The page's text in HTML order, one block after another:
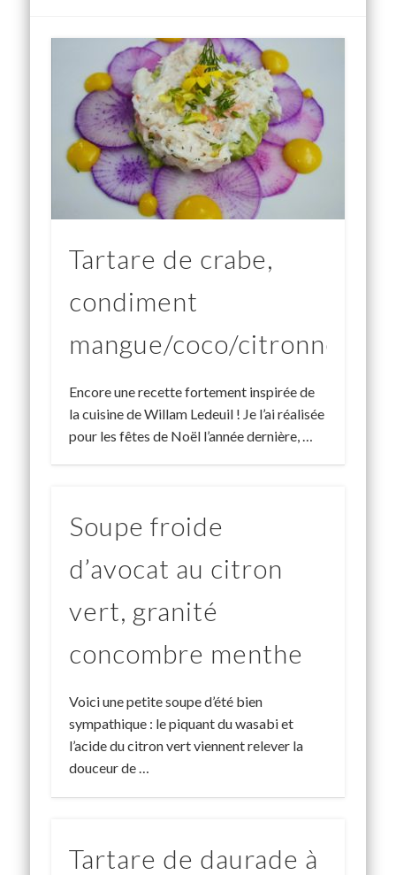
Tartare de crabe,
condiment
mangue/coco/citronnelle
Encore une recette fortement inspirée de
la cuisine de Willam Ledeuil ! Je l’ai réalisée
pour les fêtes de Noël l’année dernière, …
Soupe froide
d’avocat au citron
vert, granité
concombre menthe
Voici une petite soupe d’été bien
sympathique : le piquant du wasabi et
l’acide du citron vert viennent relever la
douceur de …
Tartare de daurade à